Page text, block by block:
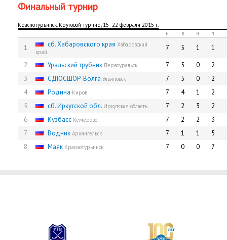
Финальный турнир
Краснотурьинск. Круговой турнир, 15−22 февраля 2015 г.
и
в н п
1 сб. Хабаровского края Хабаровский
край
7 5 1
1
2
Уральский трубник Первоуральск 7 5 0
2
3
СДЮCШОР-Волга Ульяновск 7 5 0
2
4
Родина Киров 7 4 1
2
5
сб. Иркутской обл. Иркутская область 7 2 3
2
6
Кузбасс Кемерово 7 2 2
3
7
Водник Архангельск 7 1 1
5
8
Маяк Краснотурьинск 7 0 0 7